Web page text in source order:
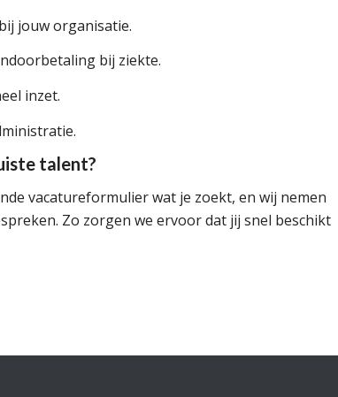
jouw organisatie.
bij ziekte.
inzet.
talent?
vacatureformulier wat je zoekt, en wij nemen
Zo zorgen we ervoor dat jij snel beschikt